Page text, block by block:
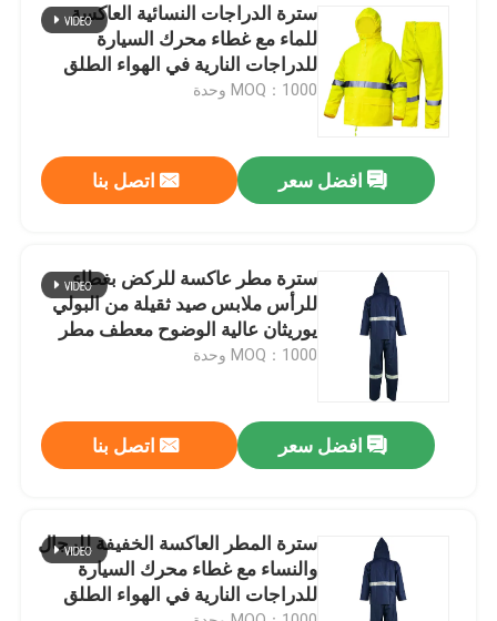
المنتجات
حول بنا
جولة في المعمل
اتصل بنا
جميع القضايا
طلب اقتباس
نسيج عاكس
سترة الدراجات النسائية العاكسة
للماء مع غطاء محرك السيارة
للدراجات النارية في الهواء الطلق
انقسام عالية مقابل بدلة المطر
MOQ：1000 وحدة
افضل سعر اتصل بنا
سترة مطر عاكسة للركض بغطاء
للرأس ملابس صيد ثقيلة من البولي
يوريثان عالية الوضوح معطف مطر
والعتاد
MOQ：1000 وحدة
افضل سعر اتصل بنا
سترة المطر العاكسة الخفيفة للرجال
والنساء مع غطاء محرك السيارة
للدراجات النارية في الهواء الطلق